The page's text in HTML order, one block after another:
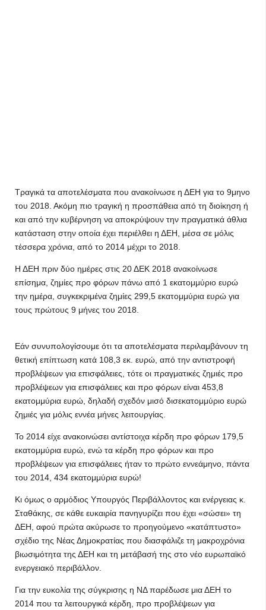
Τραγικά τα αποτελέσματα που ανακοίνωσε η ΔΕΗ για το 9μηνο
του 2018. Ακόμη πιο τραγική η προσπάθεια από τη διοίκηση ή
και από την κυβέρνηση να αποκρύψουν την πραγματικά άθλια
κατάσταση στην οποία έχει περιέλθει η ΔΕΗ, μέσα σε μόλις
τέσσερα χρόνια, από το 2014 μέχρι το 2018.
Η ΔΕΗ πριν δύο ημέρες στις 20 ΔΕΚ 2018 ανακοίνωσε
επίσημα, ζημίες προ φόρων πάνω από 1 εκατομμύριο ευρώ
την ημέρα, συγκεκριμένα ζημίες 299,5 εκατομμύρια ευρώ για
τους πρώτους 9 μήνες του 2018.
Εάν συνυπολογίσουμε ότι τα αποτελέσματα περιλαμβάνουν τη
θετική επίπτωση κατά 108,3 εκ. ευρώ, από την αντιστροφή
προβλέψεων για επισφάλειες, τότε οι πραγματικές ζημιές προ
προβλέψεων για επισφάλειες και προ φόρων είναι 453,8
εκατομμύρια ευρώ, δηλαδή σχεδόν μισό δισεκατομμύριο ευρώ
ζημιές για μόλις εννέα μήνες λειτουργίας.
Το 2014 είχε ανακοινώσει αντίστοιχα κέρδη προ φόρων 179,5
εκατομμύρια ευρώ, ενώ τα κέρδη προ φόρων και προ
προβλέψεων για επισφάλειες ήταν το πρώτο εννεάμηνο, πάντα
του 2014, 434 εκατομμύρια ευρώ!
Κι όμως ο αρμόδιος Υπουργός Περιβάλλοντος και ενέργειας κ.
Σταθάκης, σε κάθε ευκαιρία πανηγυρίζει που έχει «σώσει» τη
ΔΕΗ, αφού πρώτα ακύρωσε το προηγούμενο «κατάπτυστο»
σχέδιο της Νέας Δημοκρατίας που διασφάλιζε τη μακροχρόνια
βιωσιμότητα της ΔΕΗ και τη μετάβασή της στο νέο ευρωπαϊκό
ενεργειακό περιβάλλον.
Για την ευκολία της σύγκρισης η ΝΔ παρέδωσε μια ΔΕΗ το
2014 που τα λειτουργικά κέρδη, προ προβλέψεων για